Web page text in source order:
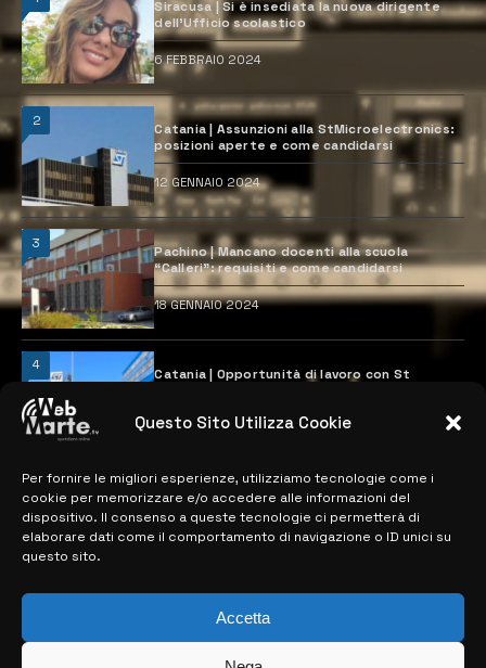
Questo Sito Utilizza Cookie
Per fornire le migliori esperienze, utilizziamo tecnologie come i
cookie per memorizzare e/o accedere alle informazioni del
dispositivo. Il consenso a queste tecnologie ci permetterà di
elaborare dati come il comportamento di navigazione o ID unici su
questo sito.
Accetta
Siracusa | Si è insediata la nuova dirigente
dell’Ufficio scolastico
6 FEBBRAIO 2024
2
Catania | Assunzioni alla StMicroelectronics:
posizioni aperte e come candidarsi
12 GENNAIO 2024
3
Pachino | Mancano docenti alla scuola
“Calleri”: requisiti e come candidarsi
18 GENNAIO 2024
4
Catania | Opportunità di lavoro con St
28 MARZO 2024
MAPPA DEL SITO
> NOTIZIE
> CONTATTI